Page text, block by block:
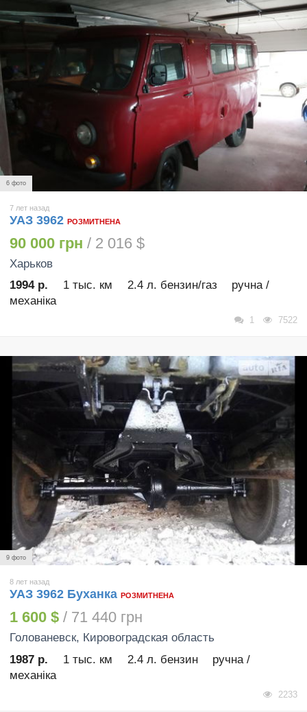
6 фото
7 лет назад
УАЗ 3962 РОЗМИТНЕНА
90 000 грн / 2 016 $
Харьков
1994 р.
1 тыс. км 2.4 л. бензин/газ
ручна /
механіка
1 7522
9 фото
8 лет назад
УАЗ 3962 Буханка РОЗМИТНЕНА
1 600 $ / 71 440 грн
Голованевск, Кировоградская область
1987 р.
1 тыс. км 2.4 л. бензин
ручна /
механіка
2233